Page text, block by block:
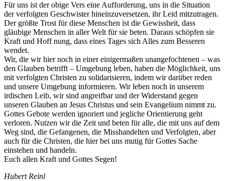
Für uns ist der obige Vers eine Aufforderung, uns in die Situation
der verfolgten Geschwister hineinzuversetzen, ihr Leid mitzutragen.
Der größte Trost für diese Menschen ist die Gewissheit, dass
gläubige Menschen in aller Welt für sie beten. Daraus schöpfen sie
Kraft und Hoff nung, dass eines Tages sich Alles zum Besseren
wendet.
Wir, die wir hier noch in einer einigermaßen unangefochtenen – was
den Glauben betrifft – Umgebung leben, haben die Möglichkeit, uns
mit verfolgten Christen zu solidarisieren, indem wir darüber reden
und unsere Umgebung informieren. Wir leben noch in unserem
irdischen Leib, wir sind angreifbar und der Widerstand gegen
unseren Glauben an Jesus Christus und sein Evangelium nimmt zu.
Gottes Gebote werden ignoriert und jegliche Orientierung geht
verloren. Nutzen wir die Zeit und beten für alle, die mit uns auf dem
Weg sind, die Gefangenen, die Misshandelten und Verfolgten, aber
auch für die Christen, die hier bei uns mutig für Gottes Sache
einstehen und handeln.
Euch allen Kraft und Gottes Segen!
Hubert Reinl